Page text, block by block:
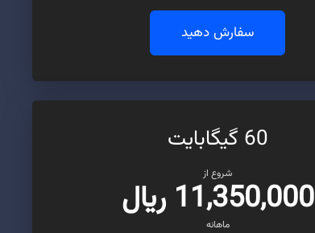
سفارش دهید
60 گیگابایت
شروع از
11,350,000 ریال
ماهانه